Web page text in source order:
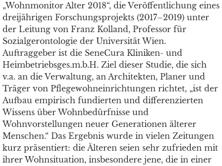
„Wohnmonitor Alter 2018“, die Veröffentlichung eines
dreijährigen Forschungsprojekts (2017–2019) unter
der Leitung von Franz Kolland, Professor für
Sozialgerontologie der Universität Wien.
Auftraggeber ist die SeneCura Kliniken- und
Heimbetriebsges.m.b.H. Ziel dieser Studie, die sich
v.a. an die Verwaltung, an Architekten, Planer und
Träger von Pflegewohneinrichtungen richtet, „ist der
Aufbau empirisch fundierten und differenzierten
Wissens über Wohnbedürfnisse und
Wohnvorstellungen neuer Generationen älterer
Menschen.“ Das Ergebnis wurde in vielen Zeitungen
kurz präsentiert: die Älteren seien sehr zufrieden mit
ihrer Wohnsituation, insbesondere jene, die in einer